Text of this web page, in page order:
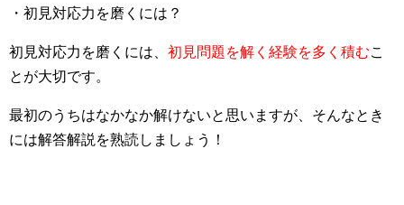
・初見対応力を磨くには？
初見対応力を磨くには、 初見問題を解く経験を多く積むこ
とが大切です。
最初のうちはなかなか解けないと思いますが、そんなとき
には解答解説を熟読しましょう！